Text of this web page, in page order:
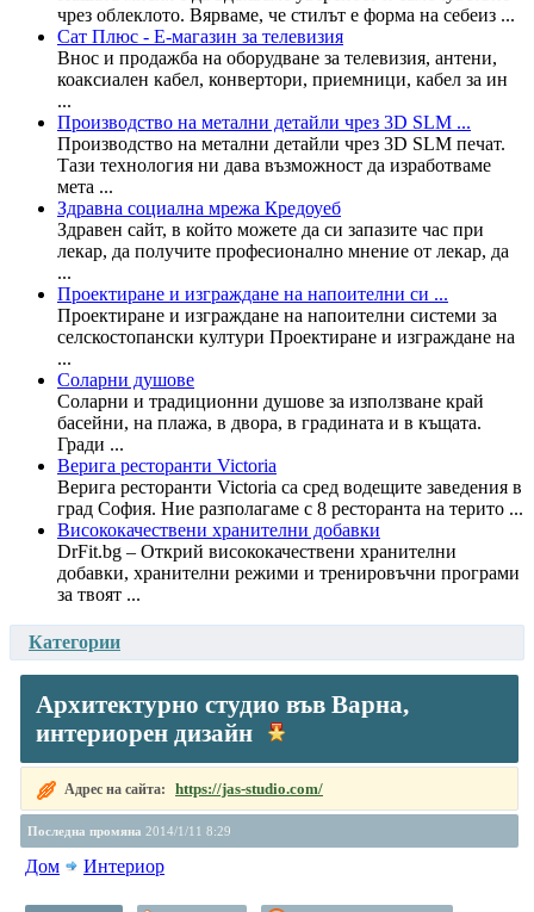
чрез облеклото. Вярваме, че стилът е форма на себеиз ...
Сат Плюс - E-магазин за телевизия
Внос и продажба на оборудване за телевизия, антени,
коаксиален кабел, конвертори, приемници, кабел за ин
...
Производство на метални детайли чрез 3D SLM ...
Производство на метални детайли чрез 3D SLM печат.
Тази технология ни дава възможност да изработваме
мета ...
Здравна социална мрежа Кредоуеб
Здравен сайт, в който можете да си запазите час при
лекар, да получите професионално мнение от лекар, да
...
Проектиране и изграждане на напоителни си ...
Проектиране и изграждане на напоителни системи за
селскостопански култури Проектиране и изграждане на
...
Соларни душове
Соларни и традиционни душове за използване край
басейни, на плажа, в двора, в градината и в къщата.
Гради ...
Верига ресторанти Victoria
Верига ресторанти Victoria са сред водещите заведения в
град София. Ние разполагаме с 8 ресторанта на терито ...
Висококачествени хранителни добавки
DrFit.bg – Открий висококачествени хранителни
добавки, хранителни режими и тренировъчни програми
за твоят ...
Категории
Архитектурно студио във Варна,
интериорен дизайн
Адрес на сайта: https://jas-studio.com/
Последна промяна 2014/1/11 8:29
Дом Интериор